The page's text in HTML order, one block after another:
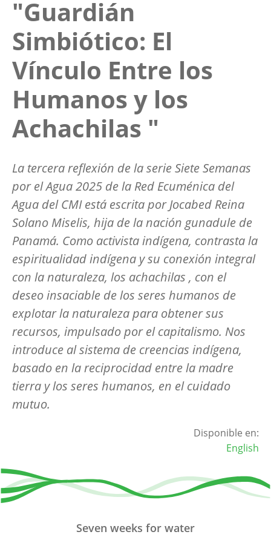
"Guardián
Simbiótico: El
Vínculo Entre los
Humanos y los
Achachilas "
La tercera reflexión de la serie Siete Semanas
por el Agua 2025 de la Red Ecuménica del
Agua del CMI está escrita por Jocabed Reina
Solano Miselis, hija de la nación gunadule de
Panamá. Como activista indígena, contrasta la
espiritualidad indígena y su conexión integral
con la naturaleza, los achachilas , con el
deseo insaciable de los seres humanos de
explotar la naturaleza para obtener sus
recursos, impulsado por el capitalismo. Nos
introduce al sistema de creencias indígena,
basado en la reciprocidad entre la madre
tierra y los seres humanos, en el cuidado
mutuo.
Disponible en:
English
Seven weeks for water